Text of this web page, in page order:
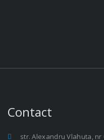
Contact
str. Alexandru Vlahuta, nr